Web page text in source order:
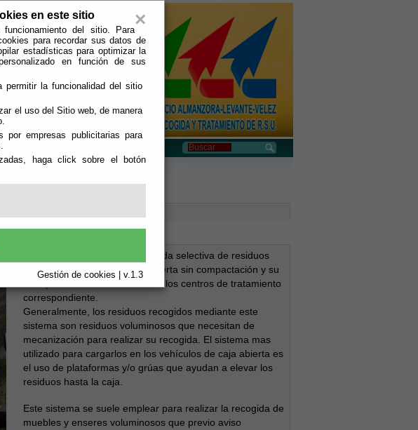
×
en este sitio
del sitio. Para
para recordar sus datos de
estadísticas para optimizar la
en función de sus
permitir la funcionalidad del sitio
el uso del Sitio web, de manera
por empresas publicitarias para
haga click sobre el botón
Gestión de cookies | v.1.3
El servicio consiste en la recogida selectiva de residuos
mediante vehículos de caja abierta sin compactación y su
transporte de los mismos hasta los centros de tratamiento
correspondiente.
Generalmente, los residuos recogidos mediante este
sistema son residuos voluminosos que necesitan de
mecanización para realizar su recogida. El sistema mas
utilizado para cargarlos en los vehículos de caja abierta es
el uso de plataformas y/o grúas que ayudan a elevar los
residuos hasta la caja.
Este sistema se suele emplear para realizar la recogida de
muebles y enseres voluminosos que previo aviso